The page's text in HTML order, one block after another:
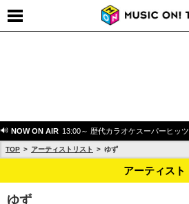
NOW ON AIR 13:00～ 歴代カラオケスーパーヒッツ
TOP アーティストリスト ゆず
アーティスト
ゆず